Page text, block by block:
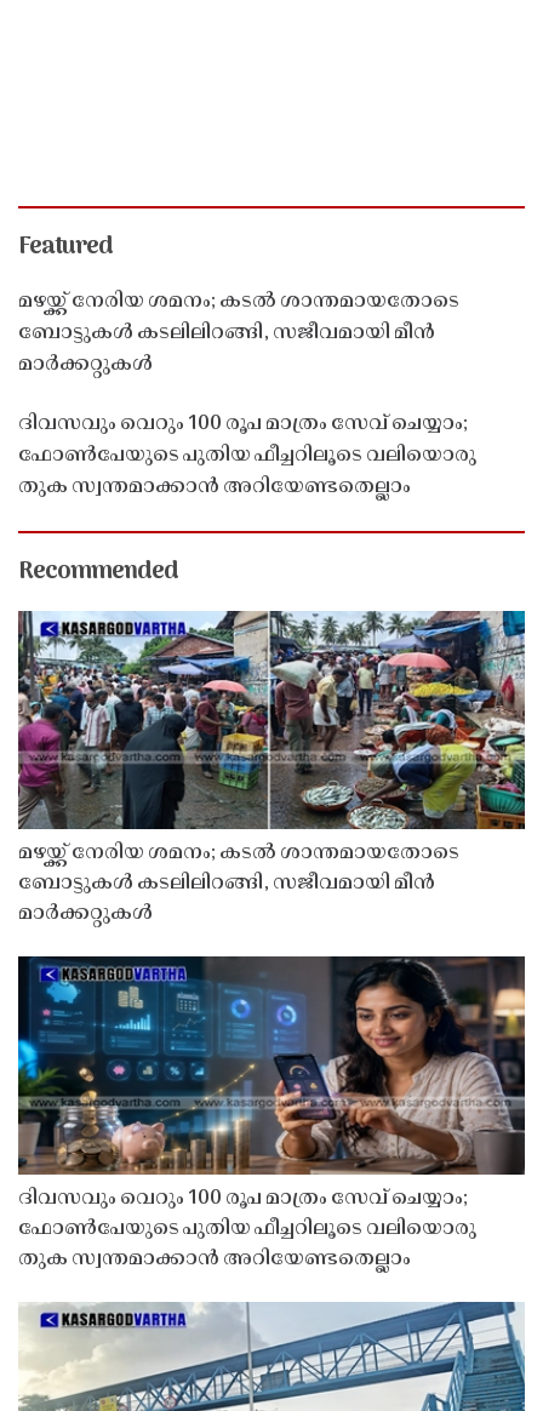
Featured
മഴയ്ക്ക് നേരിയ ശമനം; കടൽ ശാന്തമായതോടെ
ബോട്ടുകൾ കടലിലിറങ്ങി, സജീവമായി മീൻ
മാർക്കറ്റുകൾ
ദിവസവും വെറും 100 രൂപ മാത്രം സേവ് ചെയ്യാം;
ഫോൺപേയുടെ പുതിയ ഫീച്ചറിലൂടെ വലിയൊരു
തുക സ്വന്തമാക്കാൻ അറിയേണ്ടതെല്ലാം
Recommended
മഴയ്ക്ക് നേരിയ ശമനം; കടൽ ശാന്തമായതോടെ
ബോട്ടുകൾ കടലിലിറങ്ങി, സജീവമായി മീൻ
മാർക്കറ്റുകൾ
ദിവസവും വെറും 100 രൂപ മാത്രം സേവ് ചെയ്യാം;
ഫോൺപേയുടെ പുതിയ ഫീച്ചറിലൂടെ വലിയൊരു
തുക സ്വന്തമാക്കാൻ അറിയേണ്ടതെല്ലാം